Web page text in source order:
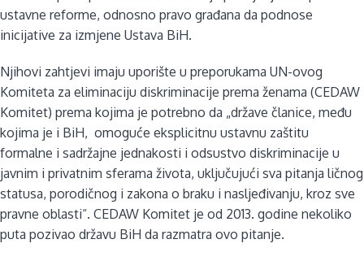
ustavne reforme, odnosno pravo građana da podnose
inicijative za izmjene Ustava BiH.
Njihovi zahtjevi imaju uporište u preporukama UN-ovog
Komiteta za eliminaciju diskriminacije prema ženama (CEDAW
Komitet) prema kojima je potrebno da „države članice, među
kojima je i BiH, omoguće eksplicitnu ustavnu zaštitu
formalne i sadržajne jednakosti i odsustvo diskriminacije u
javnim i privatnim sferama života, uključujući sva pitanja ličnog
statusa, porodičnog i zakona o braku i nasljeđivanju, kroz sve
pravne oblasti“. CEDAW Komitet je od 2013. godine nekoliko
puta pozivao državu BiH da razmatra ovo pitanje.